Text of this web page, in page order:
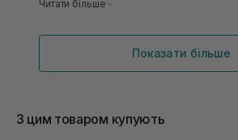
,волосся дуже м’яке і розсипчате
хто хоче об‘єму на своєму
пересушити його ,навіть густому (
обтяжувати) Достойний продукт
Читати більше
Показати більше
З цим товаром купують